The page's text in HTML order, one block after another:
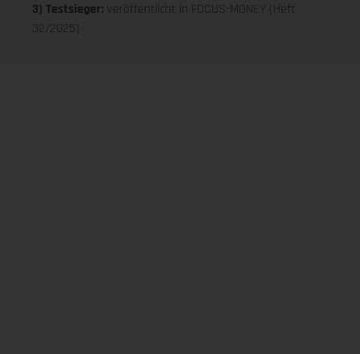
3) Testsieger: veröffentlicht in FOCUS-MONEY (Heft
32/2025)